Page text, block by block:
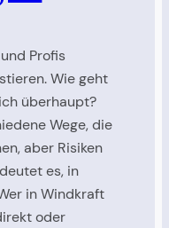
Profis
Wie geht
überhaupt?
Wege, die
aber Risiken
es, in
in Windkraft
oder